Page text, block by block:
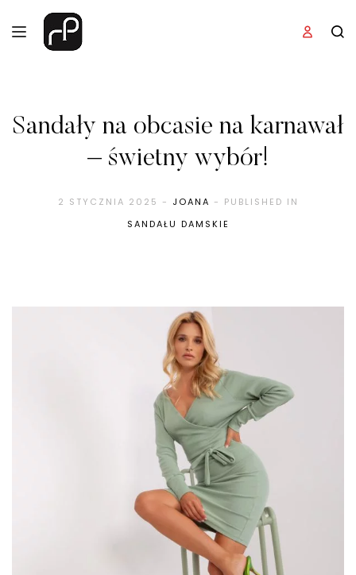
Sandały na obcasie na karnawał
– świetny wybór!
2 STYCZNIA 2025 - JOANA - PUBLISHED IN
SANDAŁU DAMSKIE